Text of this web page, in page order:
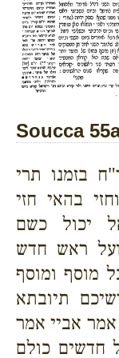
Soucca
בזמנו תרי
בהאי חזי
יכול כשם
ראש חדש
מוסף ומוסף
תיובתא
אביי אמר
חדשים כולם